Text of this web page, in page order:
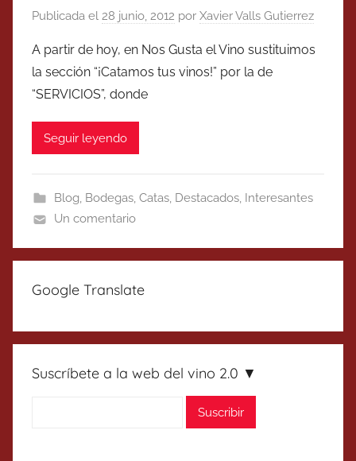
Publicada el 28 junio, 2012 por Xavier Valls Gutierrez
A partir de hoy, en Nos Gusta el Vino sustituimos
la sección “¡Catamos tus vinos!” por la de
“SERVICIOS”, donde
Seguir leyendo
Blog, Bodegas, Catas, Destacados, Interesantes
Un comentario
Google Translate
Suscríbete a la web del vino 2.0 ▼